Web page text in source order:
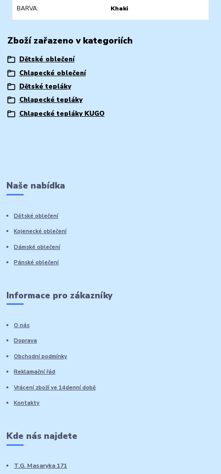
BARVA Khaki
Zboží zařazeno v kategoriích
Dětské oblečení
Chlapecké oblečení
Dětské tepláky
Chlapecké tepláky
Chlapecké tepláky KUGO
Naše nabídka
Dětské oblečení
Kojenecké oblečení
Dámské oblečení
Pánské oblečení
Informace pro zákazníky
O nás
Doprava
Obchodní podmínky
Reklamační řád
Vrácení zboží ve 14denní době
Kontakty
Kde nás najdete
T.G. Masaryka 171